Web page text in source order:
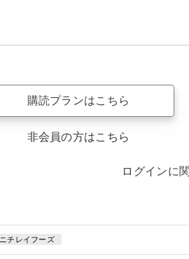
購読プランはこちら
非会員の方はこちら
ログインに
ニチレイフーズ